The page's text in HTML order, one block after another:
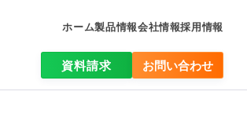
ホーム製品情報会社情報採用情報
資料請求 お問い合わせ